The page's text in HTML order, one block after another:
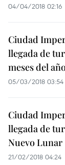
04/04/2018 02:16
Ciudad
llegada de
meses del
05/03/2018 03:54
Ciudad
llegada de
Nuevo Lunar
21/02/2018 04:24